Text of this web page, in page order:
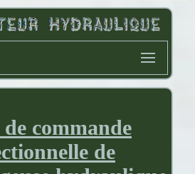
commande
de